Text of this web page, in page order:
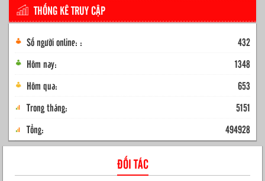
THỐNG KÊ TRUY CẬP
Số người online: :
432
Hôm nay:
1348
Hôm qua:
653
Trong tháng:
5151
Tổng:
494928
ĐỐI TÁC